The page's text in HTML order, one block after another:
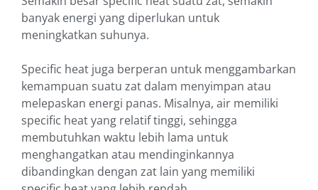
banyak energi yang diperlukan untuk
meningkatkan suhunya.
Specific heat juga berperan untuk menggambarkan
kemampuan suatu zat dalam menyimpan atau
melepaskan energi panas. Misalnya, air memiliki
specific heat yang relatif tinggi, sehingga
membutuhkan waktu lebih lama untuk
menghangatkan atau mendinginkannya
dibandingkan dengan zat lain yang memiliki